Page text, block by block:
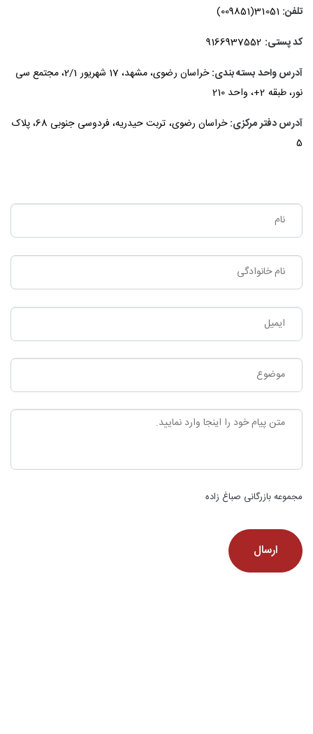
تلفن: 31051(009851)
کد پستی: 9166937552
آدرس واحد بسته بندی:
خراسان رضوی، مشهد، 17 شهریور 2/1، مجتمع سی
نور، طبقه 2+، واحد 210
آدرس دفتر مرکزی:
خراسان رضوی، تربت حیدریه، فردوسی جنوبی 68، پلاک
5
مجموعه بازرگانی صباغ زاده